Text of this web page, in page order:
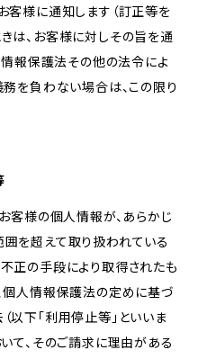
客様に通知します（訂正等を
は、お客様に対しその旨を通
情報保護法その他の法令によ
務を負わない場合は、この限り
客様の個人情報が、あらかじ
を超えて取り扱われている
正の手段により取得されたも
個人情報保護法の定めに基づ
以下「利用停止等」といいま
て、そのご請求に理由がある